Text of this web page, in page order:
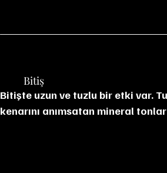
	Bitiş
Bitişte uzun ve tuzlu bir etki var.
kenarını anımsatan mineral